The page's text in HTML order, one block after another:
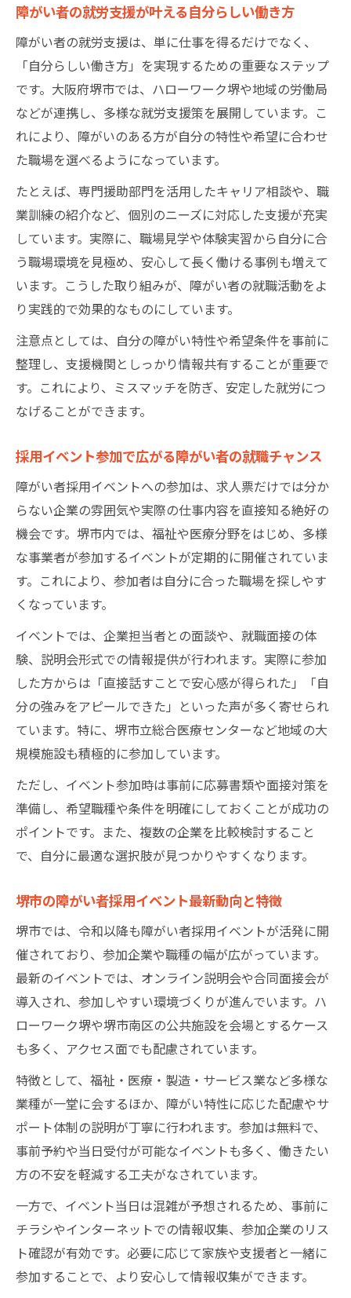
大阪府堺市の障がい者向け就職面接会の魅力
障がい者の就労支援を活かした面接会の魅
力
実際の職場担当者と直接話せる面接会の強
み
堺市の就職面接会で得られる最新企業情報
面接会活用で広がる障がい者の就職幅
ハローワーク堺で始まる障がい者就労の第一歩
障がい者の就労支援が受けられるハローワ
ーク堺
堺市のハローワークでできる職業相談の流
障がい者の就労支援と職業訓練の活用法
ハローワーク堺のインターネット活用術
障がい者の就労支援で失業給付を受ける方
働きやすさを重視した堺市の障がい者支援策
障がい者の就労支援が実感できる支援策の
特徴
堺市で注目の柔軟な勤務形態と働きやすさ
障がい者の就労支援と職場環境改善の取り
組み
支援策を活かした障がい者雇用促進の流れ
職場での障がい者の就労支援と安心サポー
ト
安定就職なら障がい者イベント活用が鍵
障がい者の就労支援で安定就職を実現する
方法
ツ
障がい者の就労支援がもたらす採用イベン
ト活用術
秘訣
安定就職に繋がる就労支援の活用の流れ
障がい者の就労支援に役立つ堺市の情報収集術
障がい者の就労支援で役立つ情報収集法と
は
求人情報サイトとハローワークの活用方法
障がい者の就労支援と口コミ情報の上手な
使い方
堺市の就労支援情報を効率よく集めるコツ
障がい者の就労支援を受ける情報の見極め
方
障がい者の就労支援が叶える自分らしい働き方
障がい者の就労支援は、単に仕事を得るだけでなく、
「自分らしい働き方」を実現するための重要なステップ
です。大阪府堺市では、ハローワーク堺や地域の労働局
などが連携し、多様な就労支援策を展開しています。こ
れにより、障がいのある方が自分の特性や希望に合わせ
た職場を選べるようになっています。
たとえば、専門援助部門を活用したキャリア相談や、職
業訓練の紹介など、個別のニーズに対応した支援が充実
しています。実際に、職場見学や体験実習から自分に合
う職場環境を見極め、安心して長く働ける事例も増えて
います。こうした取り組みが、障がい者の就職活動をよ
り実践的で効果的なものにしています。
注意点としては、自分の障がい特性や希望条件を事前に
整理し、支援機関としっかり情報共有することが重要で
す。これにより、ミスマッチを防ぎ、安定した就労につ
なげることができます。
採用イベント参加で広がる障がい者の就職チャンス
障がい者採用イベントへの参加は、求人票だけでは分か
らない企業の雰囲気や実際の仕事内容を直接知る絶好の
機会です。堺市内では、福祉や医療分野をはじめ、多様
な事業者が参加するイベントが定期的に開催されていま
す。これにより、参加者は自分に合った職場を探しやす
くなっています。
イベントでは、企業担当者との面談や、就職面接の体
験、説明会形式での情報提供が行われます。実際に参加
した方からは「直接話すことで安心感が得られた」「自
分の強みをアピールできた」といった声が多く寄せられ
ています。特に、堺市立総合医療センターなど地域の大
規模施設も積極的に参加しています。
ただし、イベント参加時は事前に応募書類や面接対策を
準備し、希望職種や条件を明確にしておくことが成功の
ポイントです。また、複数の企業を比較検討すること
で、自分に最適な選択肢が見つかりやすくなります。
堺市の障がい者採用イベント最新動向と特徴
堺市では、令和以降も障がい者採用イベントが活発に開
催されており、参加企業や職種の幅が広がっています。
最新のイベントでは、オンライン説明会や合同面接会が
導入され、参加しやすい環境づくりが進んでいます。ハ
ローワーク堺や堺市南区の公共施設を会場とするケース
も多く、アクセス面でも配慮されています。
特徴として、福祉・医療・製造・サービス業など多様な
業種が一堂に会するほか、障がい特性に応じた配慮やサ
ポート体制の説明が丁寧に行われます。参加は無料で、
事前予約や当日受付が可能なイベントも多く、働きたい
方の不安を軽減する工夫がなされています。
一方で、イベント当日は混雑が予想されるため、事前に
チラシやインターネットでの情報収集、参加企業のリス
ト確認が有効です。必要に応じて家族や支援者と一緒に
参加することで、より安心して情報収集ができます。